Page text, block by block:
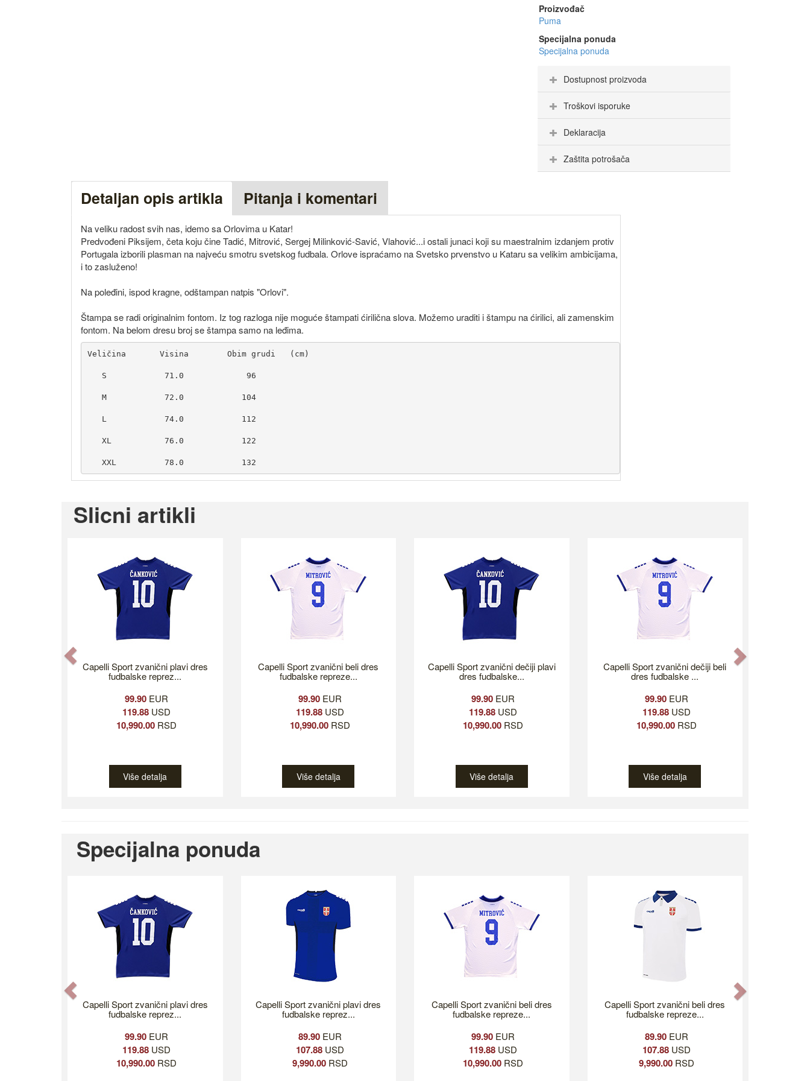
Proizvođač
Puma
Specijalna ponuda
Specijalna ponuda
Dostupnost proizvoda
Troškovi isporuke
Deklaracija
Zaštita potrošača
Detaljan opis artikla Pitanja i komentari
Na veliku radost svih nas, idemo sa Orlovima u Katar!
Predvođeni Piksijem, četa koju čine Tadić, Mitrović, Sergej Milinković-Savić, Vlahović...i ostali junaci koji su maestralnim izdanjem protiv
Portugala izborili plasman na najveću smotru svetskog fudbala. Orlove ispraćamo na Svetsko prvenstvo u Kataru sa velikim ambicijama,
i to zasluženo!
Na poleđini, ispod kragne, odštampan natpis "Orlovi".
Štampa se radi originalnim fontom. Iz tog razloga nije moguće štampati ćirilična slova. Možemo uraditi i štampu na ćirilici, ali zamenskim
fontom. Na belom dresu broj se štampa samo na leđima.
Slicni artikli
Capelli Sport zvanični plavi dres
fudbalske reprez...
99.90 EUR
119.88 USD
10,990.00 RSD
Više detalja
Capelli Sport zvanični beli dres
fudbalske repreze...
99.90EUR
119.88USD
10,990.00RSD
Više detalja
Capelli Sport zvanični dečiji plavi
dres fudbalske...
99.90 EUR
119.88 USD
10,990.00 RSD
Više detalja
Capelli Sport zvanični dečiji beli
dres fudbalske ...
99.90EUR
119.88USD
10,990.00RSD
Više detalja
Specijalna ponuda
Capelli Sport zvanični plavi dres
fudbalske reprez...
99.90 EUR
119.88 USD
10,990.00 RSD
Capelli Sport zvanični plavi dres
fudbalske reprez...
89.90EUR
107.88USD
9,990.00RSD
Capelli Sport zvanični beli dres
fudbalske repreze...
99.90 EUR
119.88 USD
10,990.00 RSD
Capelli Sport zvanični beli dres
fudbalske repreze...
89.90EUR
107.88USD
9,990.00RSD